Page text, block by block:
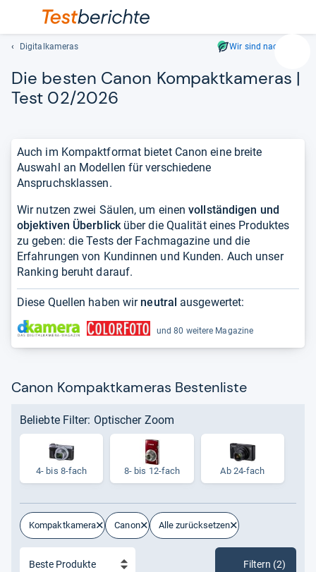
Geben
und
lassen
mit
Digitalkameras Wir sind nachhaltig
Die bes­ten Canon Kom­pakt­ka­me­ras |
Test 02/2026
Auch im Kompaktformat bietet Canon eine breite
Auswahl an Modellen für verschiedene
Anspruchsklassen.
Wir nutzen zwei Säulen, um einenvollständigen und
objektiven Überblicküber die Qualität eines Produktes
zu geben: die Tests der Fachmagazine und die
Erfahrungen von Kundinnen und Kunden. Auch unser
Ranking beruht darauf.
Diese Quellen haben wir neutral ausgewertet:
und 80 weitere Magazine
Canon Kompaktkameras Bestenliste
Beliebte Filter: Optischer Zoom
4-​ bis 8-​fach 8-​ bis 12-​fach Ab 24-fach
Kompaktkamera Canon Alle zurücksetzen
Filtern (2)